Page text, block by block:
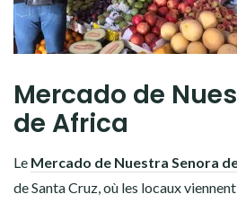
Mercado de
de Africa
Le Mercado de Nuestra Senora
de Santa Cruz, où les locaux